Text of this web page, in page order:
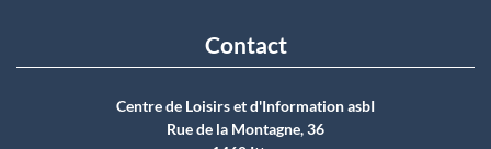
Contact
Centre de Loisirs et d'Information asbI
Rue de la Montagne, 36